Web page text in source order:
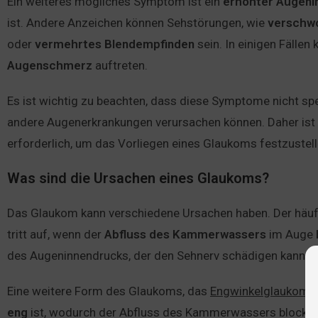
ist. Andere Anzeichen können Sehstörungen, wie
oder vermehrtes Blendempfinden sein. In einigen Fällen
Augenschmerz auftreten.
Es ist wichtig zu beachten, dass diese Symptome nicht
andere Augenerkrankungen verursachen können. Daher
erforderlich, um das Vorliegen eines Glaukoms
Was sind die Ursachen eines Glaukoms?
Das Glaukom kann verschiedene Ursachen haben. Der
tritt auf, wenn der Abfluss des Kammerwassers im Auge
des Augeninnendrucks, der den Sehnerv schädigen kann.
Eine weitere Form des Glaukoms, das Engwinkelglaukom
eng ist, wodurch der Abfluss des Kammerwassers